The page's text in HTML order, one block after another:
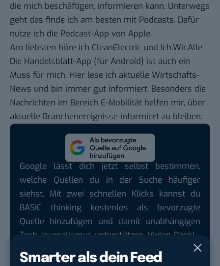
Smarter als dein Feed
die mich beschäftigen, informieren kann. Unterwegs
geht das finde ich am besten mit Podcasts. Dafür
nutze ich die Podcast-App von Apple.
Am liebsten höre ich CleanElectric und Ich.Wir.Alle.
Die Handelsblatt-App (für Android) ist auch ein
Muss für mich. Hier lese ich aktuelle Wirtschafts-
News und bin immer gut informiert. Besonders die
Nachrichten im Bereich E-Mobilität helfen mir, über
aktuelle Branchenereignisse informiert zu bleiben.
Google lässt dich jetzt selbst bestimmen,
welche Quellen du in der Suche häufiger
siehst. Mit zwei schnellen Klicks kannst du
BASIC thinking kostenlos als bevorzugte
Quelle hinzufügen und damit unabhängigen
Tech-Journalismus unterstützen. Vielen Dank!
Hier basicthinking.de hinzufügen